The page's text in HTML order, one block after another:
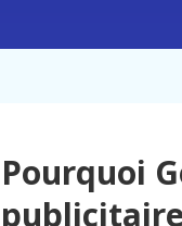
Pourquoi